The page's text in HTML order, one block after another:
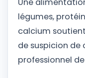
Une
légumes,
calcium
de suspicion de
professionnel